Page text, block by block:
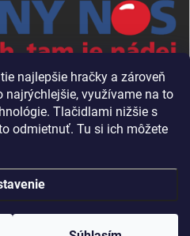
najlepšie hračky a zároveň
využívame na to
Tlačidlami nižšie s
odmietnuť. Tu si ich môžete
. Všetky práva vyhradené.